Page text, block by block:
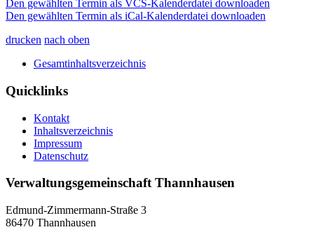
Den gewählten Termin als VCS-Kalenderdatei downloaden
Den gewählten Termin als iCal-Kalenderdatei downloaden
drucken nach oben
Gesamtinhaltsverzeichnis
Quicklinks
Kontakt
Inhaltsverzeichnis
Impressum
Datenschutz
Verwaltungsgemeinschaft Thannhausen
Edmund-Zimmermann-Straße 3
86470 Thannhausen